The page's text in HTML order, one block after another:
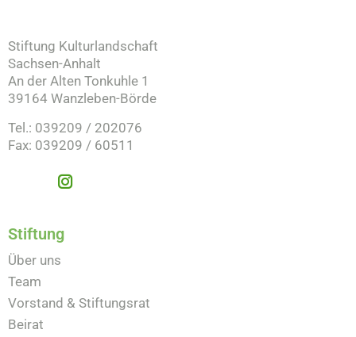
Stiftung Kulturlandschaft
Sachsen-Anhalt
An der Alten Tonkuhle 1
39164 Wanzleben-Börde
Tel.: 039209 / 202076
Fax: 039209 / 60511
Stiftung
Über uns
Team
Vorstand & Stiftungsrat
Beirat